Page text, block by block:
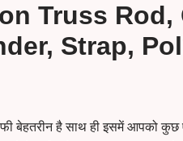
Truss
Strap,
बेहतरीन है साथ ही इसमें आपको